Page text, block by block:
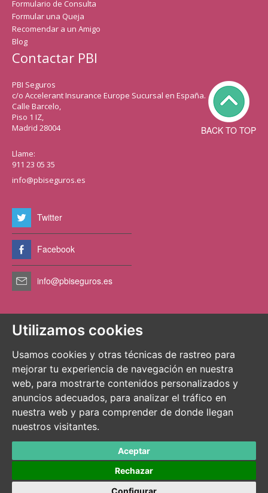
Utilizamos cookies
Usamos cookies y otras técnicas de rastreo para
mejorar tu experiencia de navegación en nuestra
web, para mostrarte contenidos personalizados y
anuncios adecuados, para analizar el tráfico en
nuestra web y para comprender de donde llegan
nuestros visitantes.
Aceptar
Rechazar
Configurar
Formulario de Consulta
Formular una Queja
Recomendar a un Amigo
Blog
Contactar PBI
PBI Seguros
c/o Accelerant Insurance Europe Sucursal en España.
Calle Barcelo,
Piso 1 IZ,
Madrid 28004
Llame:
911 23 05 35
info@pbiseguros.es
Twitter
Facebook
info@pbiseguros.es
BACK TO TOP
PBI Seguros es un especialista en seguros para negocios de
mascotas en España y cumple con la normativa de los servicios
financieros de la Unión Europea. PBI Seguros es el nombre
operativo en España de LRMS Europe Limited, regulado por el
Banco Central Irlandés y permite operar en toda la Unión Europea.
Copyright © 2026 PBI Seguros™. Todos los Derechos Reservados
Política de Privacidad